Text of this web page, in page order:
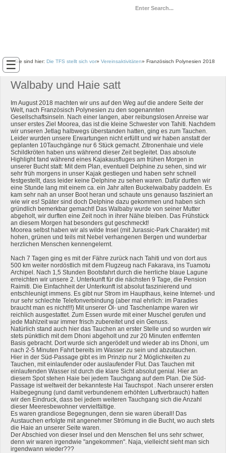
☰Sie sind hier:Die TFS stellt sich vor»Vereinsaktivitäten»Französisch Polynesien 2018
Walbaby und Haie satt
Im August 2018 machten wir uns auf den Weg auf die andere Seite der
Welt, nach Französisch Polynesien zu den sogenannten
Gesellschaftsinseln. Nach einer langen, aber reibungslosen Anreise war
unser erstes Ziel Moorea, das ist die kleine Schwester von Tahiti. Nachdem
wir unseren Jetlag halbwegs überstanden hatten, ging es zum Tauchen.
Leider wurden unsere Erwartungen nicht erfüllt und wir haben anstatt der
geplanten 10Tauchgänge nur 6 Stück gemacht. Zitronenhaie und viele
Schildkröten haben uns während dieser Zeit begleitet. Das absolute
Highlight fand während eines Kajakausfluges am frühen Morgen in
unserer Bucht statt: Mit dem Plan, eventuell Delphine zu sehen, sind wir
sehr früh morgens in unser Kajak gestiegen und haben sehr schnell
festgestellt, dass leider keine Delphine zu sehen waren. Dafür durften wir
eine Stunde lang mit einem ca. ein Jahr alten Buckelwalbaby paddeln. Es
kam sehr nah an unser Boot heran und schaute uns genauso fasziniert an
wie wir es! Später sind doch Delphine dazu gekommen und haben sich
gründlich bemerkbar gemacht! Das Walbaby wurde von seiner Mutter
abgeholt, wir durften eine Zeit noch in ihrer Nähe bleiben. Das Frühstück
an diesem Morgen hat besonders gut geschmeckt!
Moorea selbst haben wir als wilde Insel (mit Jurassic-Park Charakter) mit
hohen, grünen und teils mit Nebel verhangenen Bergen und wunderbar
herzlichen Menschen kennengelernt.
Nach 7 Tagen ging es mit der Fähre zurück nach Tahiti und von dort aus
500 km weiter nordöstlich mit dem Flugzeug nach Fakarava, ins Tuamotu
Archipel. Nach 1,5 Stunden Bootsfahrt durch die herrliche blaue Lagune
erreichten wir unsere 2. Unterkunft für die nächsten 9 Tage, die Pension
Raimiti. Die Einfachheit der Unterkunft ist absolut faszinierend und
entschleunigt immens. Es gibt nur Strom im Haupthaus, keine Internet- und
nur sehr schlechte Telefonverbindung (aber mal ehrlich: im Paradies
braucht man es nicht!!!) Mit unserer Öl- und Taschenlampe waren wir
reichlich ausgestattet. Zum Essen wurde mit einer Muschel gerufen und
jede Mahlzeit war immer frisch zubereitet und ein Genuss.
Natürlich stand auch hier das Tauchen an erster Stelle und so wurden wir
stets pünktlich mit dem Dhoni abgeholt und zur 20 Minuten entfernten
Basis gebracht. Dort wurde sich angerödelt und wieder ab ins Dhoni, um
nach 2-5 Minuten Fahrt bereits im Wasser zu sein und abzutauchen.
Hier in der Süd-Passage gibt es im Prinzip nur 2 Möglichkeiten zu
Tauchen, mit einlaufender oder auslaufender Flut. Das Tauchen mit
einlaufenden Wasser ist durch die klare Sicht absolut genial. Hier an
diesem Spot stehen Haie bei jedem Tauchgang auf dem Plan. Die Süd-
Passage ist weltweit der bekannteste Hai Tauchspot . Nach unserer ersten
Haibegegnung (und damit verbundenem erhöhten Luftverbrauch) hatten
wir den Eindruck, dass bei jedem weiteren Tauchgang sich die Anzahl
dieser Meeresbewohner vervielfältige.
Es waren grandiose Begegnungen, denn sie waren überall! Das
Austauchen erfolgte mit angenehmer Strömung in die Bucht, wo auch stets
die Haie an unserer Seite waren.
Der Abschied von dieser Insel und den Menschen fiel uns sehr schwer,
denn wir waren irgendwie "angekommen". Naja, vielleicht sieht man sich
irgendwann wieder???